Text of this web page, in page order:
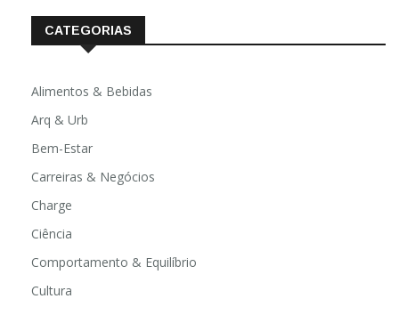
CATEGORIAS
Alimentos & Bebidas
Arq & Urb
Bem-Estar
Carreiras & Negócios
Charge
Ciência
Comportamento & Equilíbrio
Cultura